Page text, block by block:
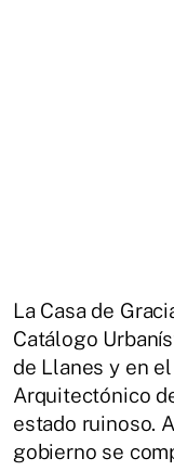
La Casa de
Catálogo
de Llanes y en
Arquitectónico
estado ruinoso.
gobierno se